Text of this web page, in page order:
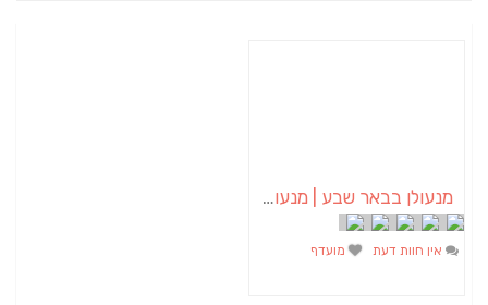
מנעולן בבאר שבע | מנעולן באופקים | ויטלי המנעולן
אין חוות דעת מועדף